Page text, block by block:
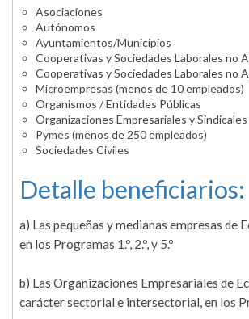
Asociaciones
Autónomos
Ayuntamientos/Municipios
Cooperativas y Sociedades Laborales no
Cooperativas y Sociedades Laborales no
Microempresas (menos de 10 empleados)
Organismos / Entidades Públicas
Organizaciones Empresariales y Sindicales
Pymes (menos de 250 empleados)
Sociedades Civiles
Detalle beneficiarios:
a) Las pequeñas y medianas empresas de
en los Programas 1.º, 2.º, y 5.º
b) Las Organizaciones Empresariales de
carácter sectorial e intersectorial, en los